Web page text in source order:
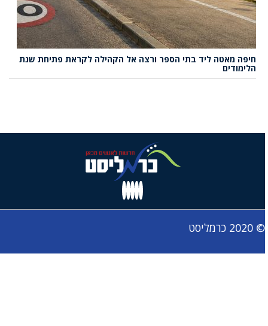
חיפה מאטה ליד בתי הספר ורצה אל הקהילה לקראת פתיחת שנת
הלימודים
© 2020 כרמליסט